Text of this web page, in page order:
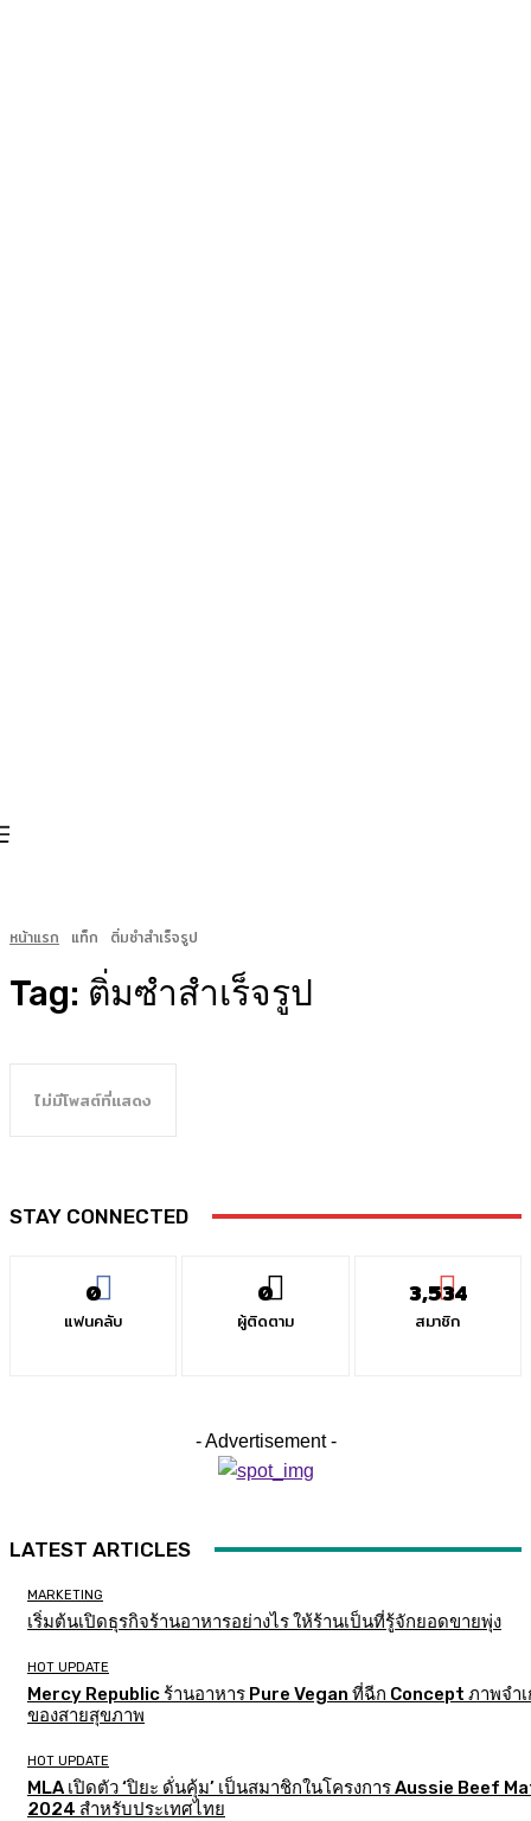
หน้าแรก แท็ก ติ่มซำสำเร็จรูป
Tag: ติ่มซำสำเร็จรูป
ไม่มีโพสต์ที่แสดง
STAY CONNECTED
0
แฟนคลับ
0
ผู้ติดตาม
3,534
สมาชิก
- Advertisement -
LATEST ARTICLES
MARKETING
เริ่มต้นเปิดธุรกิจร้านอาหารอย่างไร ให้ร้านเป็นที่รู้จักยอดขายพุ่ง
HOT UPDATE
Mercy Republic ร้านอาหาร Pure Vegan ที่ฉีก Concept ภาพจำเ
ของสายสุขภาพ
HOT UPDATE
MLA เปิดตัว ‘ปิยะ ดั่นคุ้ม’ เป็นสมาชิกในโครงการ Aussie Beef
2024 สำหรับประเทศไทย